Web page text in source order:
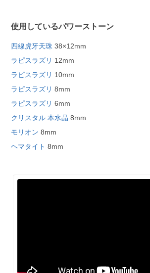
使用しているパワーストーン
四線虎牙天珠 38×12mm
ラピスラズリ 12mm
ラピスラズリ 10mm
ラピスラズリ 8mm
ラピスラズリ 6mm
クリスタル 本水晶 8mm
モリオン 8mm
ヘマタイト 8mm